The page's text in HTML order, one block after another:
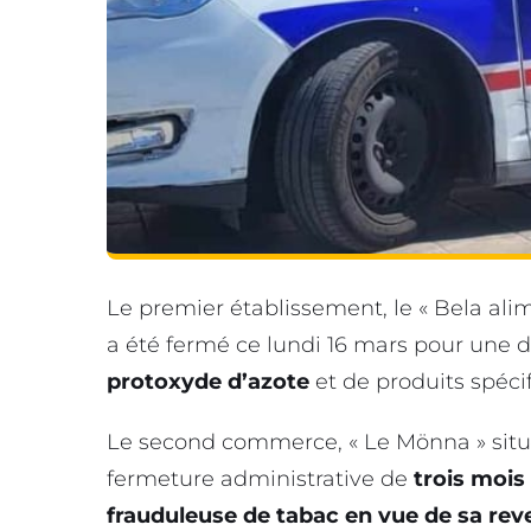
Le premier établissement, le « Bela
a été fermé ce lundi 16 mars pour une
protoxyde d’azote et de produits
Le second commerce, « Le Mönna »
fermeture administrative de trois mois
frauduleuse de tabac en vue de sa